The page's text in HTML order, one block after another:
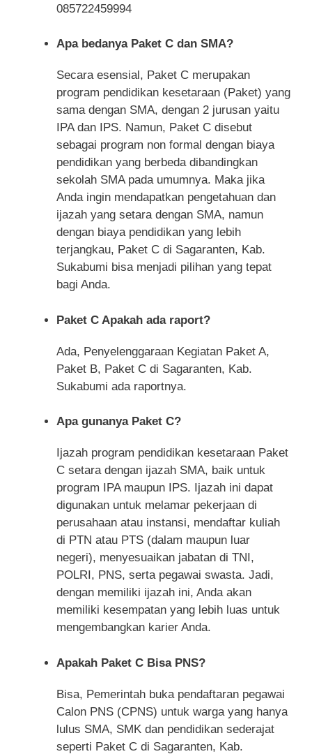
085722459994
Apa bedanya Paket C dan SMA?
Secara esensial, Paket C merupakan
program pendidikan kesetaraan (Paket) yang
sama dengan SMA, dengan 2 jurusan yaitu
IPA dan IPS. Namun, Paket C disebut
sebagai program non formal dengan biaya
pendidikan yang berbeda dibandingkan
sekolah SMA pada umumnya. Maka jika
Anda ingin mendapatkan pengetahuan dan
ijazah yang setara dengan SMA, namun
dengan biaya pendidikan yang lebih
terjangkau, Paket C di Sagaranten, Kab.
Sukabumi bisa menjadi pilihan yang tepat
bagi Anda.
Paket C Apakah ada raport?
Ada, Penyelenggaraan Kegiatan Paket A,
Paket B, Paket C di Sagaranten, Kab.
Sukabumi ada raportnya.
Apa gunanya Paket C?
Ijazah program pendidikan kesetaraan Paket
C setara dengan ijazah SMA, baik untuk
program IPA maupun IPS. Ijazah ini dapat
digunakan untuk melamar pekerjaan di
perusahaan atau instansi, mendaftar kuliah
di PTN atau PTS (dalam maupun luar
negeri), menyesuaikan jabatan di TNI,
POLRI, PNS, serta pegawai swasta. Jadi,
dengan memiliki ijazah ini, Anda akan
memiliki kesempatan yang lebih luas untuk
mengembangkan karier Anda.
Apakah Paket C Bisa PNS?
Bisa, Pemerintah buka pendaftaran pegawai
Calon PNS (CPNS) untuk warga yang hanya
lulus SMA, SMK dan pendidikan sederajat
seperti Paket C di Sagaranten, Kab.